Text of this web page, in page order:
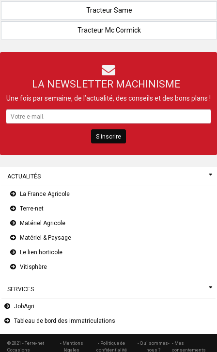
Tracteur Same
Tracteur Mc Cormick
LA NEWSLETTER MACHINISME
Une fois par semaine, de l’actualité, des conseils et des bons plans !
S'inscrire
ACTUALITÉS
La France Agricole
Terre-net
Matériel Agricole
Matériel & Paysage
Le lien horticole
Vitisphère
SERVICES
JobAgri
Tableau de bord des immatriculations
© 2021 - Terre-net
Occasions
- Mentions
légales
- Politique de
confidentialité
- Qui sommes-
nous ?
- Mes
consentements